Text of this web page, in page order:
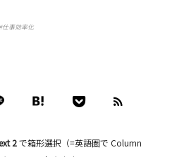
仕事効率化
2で箱形選択（=英語圏で Column